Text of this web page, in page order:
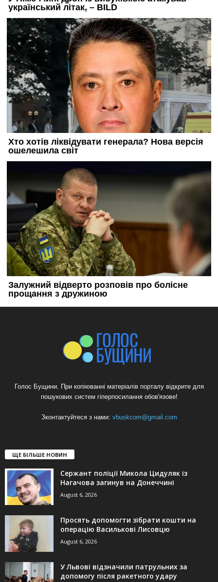
Голос Бущини. При копіюванні матеріалів порталу відкрите для
пошукових систем гіперпосилання обов'язове!
Зконтактуйтеся з нами: vbuskcom@gmail.com
ЩЕ БІЛЬШЕ НОВИН
Сержант поліції Микола Цидуляк із
Нагачова загинув на Донеччині
August 6, 2026
Просять допомогти зібрати кошти на
операцію Василькові Лисовцю
August 6, 2026
У Львові відзначили патрульних за
допомогу після ракетного удару